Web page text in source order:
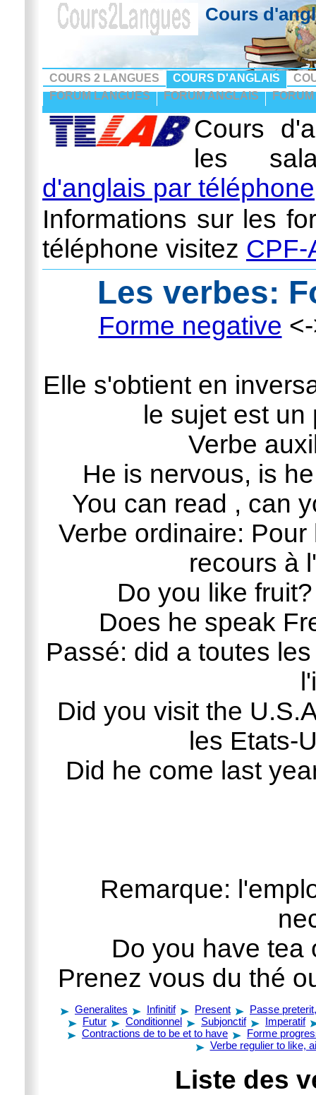
Cours
COURS 2 LANGUES COURS D'ANGLAIS
FORUM LANGUES
FORUM ANGLAIS
Cours
les
d'anglais par téléphone
Informations sur les
téléphone visitez CPF-
Les verbes:
Forme negative
Elle s'obtient en
le sujet est
Verbe
He is nervous, is
You can read , can
Verbe ordinaire:
recours à
Do you like
Does he speak
Passé: did a toutes
Did you visit the
les Etats-
Did he come last
Remarque:
Do you have tea
Prenez vous du thé
Generalites Infinitif Present
Passe
Futur
Conditionnel Subjonctif
Imperatif
Contractions de to be et to have
Forme
Verbe regulier to like,
Liste des